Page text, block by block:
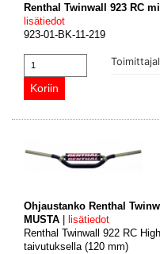
Renthal Twinwall 923 RC
lisätiedot
923-01-BK-11-219
Ohjaustanko Renthal
MUSTA
lisätiedot
Renthal Twinwall 922 RC
taivutuksella (120 mm)